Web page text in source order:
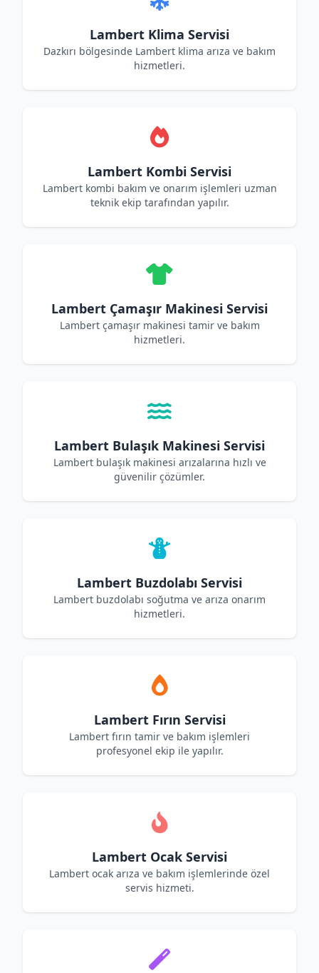
Lambert Klima Servisi
Dazkırı bölgesinde Lambert klima arıza ve bakım
hizmetleri.
Lambert Kombi Servisi
Lambert kombi bakım ve onarım işlemleri uzman
teknik ekip tarafından yapılır.
Lambert Çamaşır Makinesi Servisi
Lambert çamaşır makinesi tamir ve bakım
hizmetleri.
Lambert Bulaşık Makinesi Servisi
Lambert bulaşık makinesi arızalarına hızlı ve
güvenilir çözümler.
Lambert Buzdolabı Servisi
Lambert buzdolabı soğutma ve arıza onarım
hizmetleri.
Lambert Fırın Servisi
Lambert fırın tamir ve bakım işlemleri
profesyonel ekip ile yapılır.
Lambert Ocak Servisi
Lambert ocak arıza ve bakım işlemlerinde özel
servis hizmeti.